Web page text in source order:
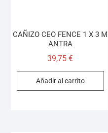
CAÑIZO CEO FENCE 1 X 3 M
ANTRA
39,75€
Añadir al carrito